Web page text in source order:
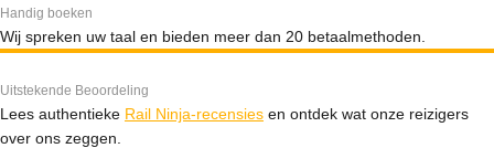
Handig boeken
Wij spreken uw taal en bieden meer dan 20 betaalmethoden.
Uitstekende Beoordeling
Lees authentieke Rail Ninja-recensies en ontdek wat onze reizigers
over ons zeggen.